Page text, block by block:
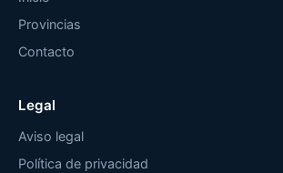
Provincias
Contacto
Legal
Aviso legal
Política de privacidad